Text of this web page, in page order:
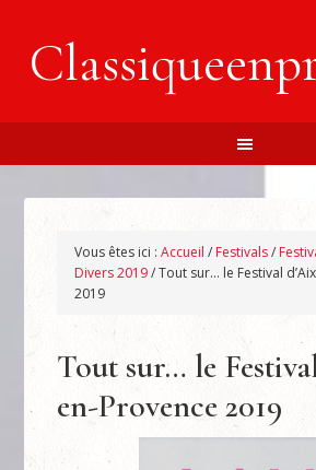
Vous êtes ici :Accueil / Festivals/
Divers 2019/Tout sur… le Festival
2019
Tout sur… le
en-Provence 2019